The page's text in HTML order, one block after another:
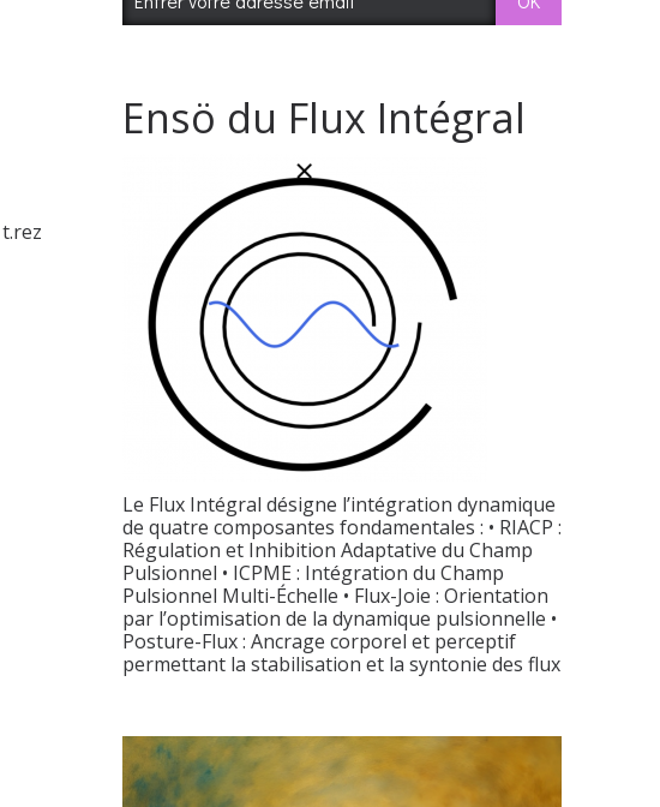
Ensö du Flux Intégral
Le Flux Intégral désigne l’intégration dynamique
de quatre composantes fondamentales : • RIACP :
Régulation et Inhibition Adaptative du Champ
Pulsionnel • ICPME : Intégration du Champ
Pulsionnel Multi-Échelle • Flux-Joie : Orientation
par l’optimisation de la dynamique pulsionnelle •
Posture-Flux : Ancrage corporel et perceptif
permettant la stabilisation et la syntonie des flux